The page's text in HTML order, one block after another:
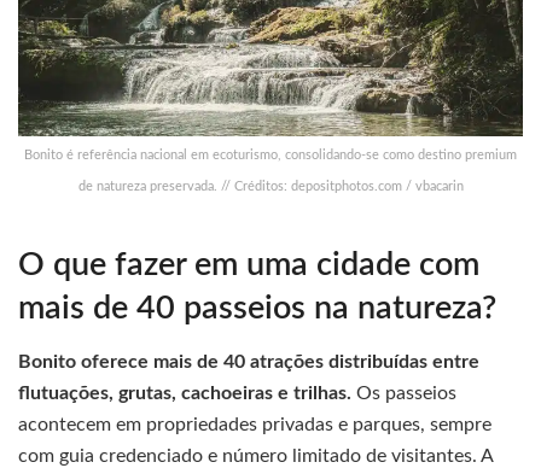
Bonito é referência nacional em ecoturismo, consolidando-se como destino premium
de natureza preservada. // Créditos: depositphotos.com / vbacarin
O que fazer em uma cidade com
mais de 40 passeios na natureza?
Bonito oferece mais de 40 atrações distribuídas entre
flutuações, grutas, cachoeiras e trilhas. Os passeios
acontecem em propriedades privadas e parques, sempre
com guia credenciado e número limitado de visitantes. A